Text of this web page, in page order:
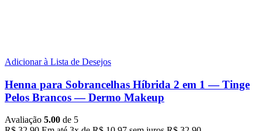
Adicionar à Lista de Desejos
Henna para Sobrancelhas Híbrida 2 em 1 — Tinge
Pelos Brancos — Dermo Makeup
Avaliação 5.00 de 5